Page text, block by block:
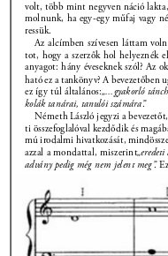
volt, több mint negyven náció
molnunk, ha egy-egy műfaj vagy
ressük.
Az alcímben szívesen láttam
tot, hogy a szerzők hol helyeznék
anyagot: hány éveseknek szól? Az
ható ez a tankönyv? A
ez így túl általános: „...gyakorló
kolák tanárai, tanulói számára”.
Németh László jegyzi a
ti összefoglalóval kezdődik és
mú irodalmi hivatkozását,
azzal a mondattal, miszerint
advány pedig még nem jelent meg”.